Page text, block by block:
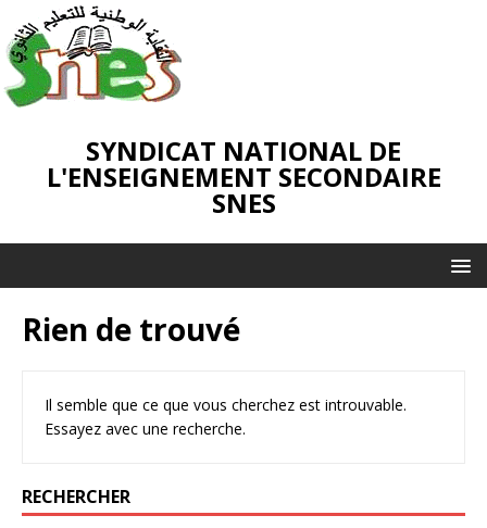
SYNDICAT NATIONAL DE
L'ENSEIGNEMENT SECONDAIRE
SNES
Rien de trouvé
Il semble que ce que vous cherchez est introuvable.
Essayez avec une recherche.
RECHERCHER